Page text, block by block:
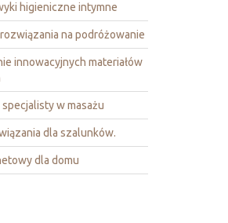
higieniczne intymne
na podróżowanie
innowacyjnych materiałów
w masażu
dla szalunków.
dla domu